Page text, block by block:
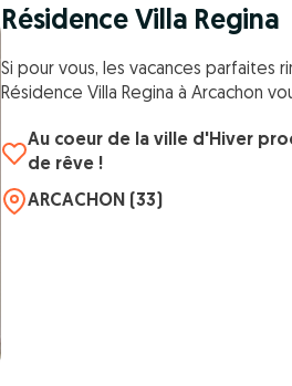
Résidence Villa Regina
Si pour vous, les vacances
Résidence Villa Regina à Arcachon
Au coeur de la ville d'Hiver
de rêve !
ARCACHON (33)